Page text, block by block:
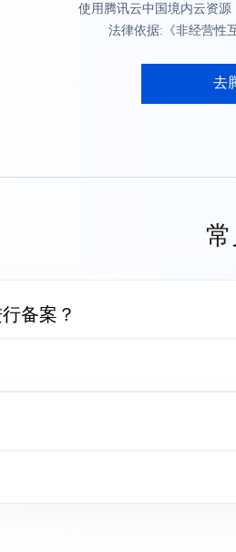
使用腾讯云中国境内云资
法律依据:《非经营性
去
备案？